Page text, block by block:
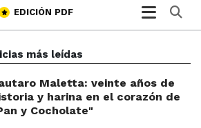
EDICIÓN PDF
más leídas
Maletta: veinte años de
y harina en el corazón de
y Cocholate"